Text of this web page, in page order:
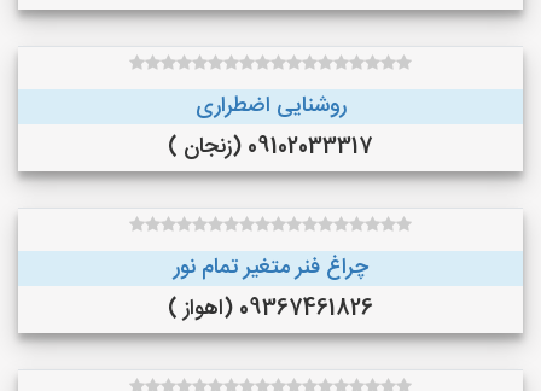
روشنایی اضطراری
09102033317 (زنجان )
چراغ فنر متغیر تمام نور
09367461826 (اهواز )